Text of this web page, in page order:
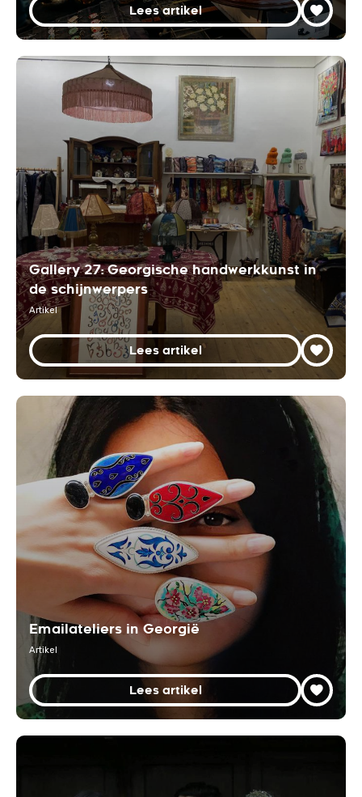
Lees artikel
Gallery 27: Georgische handwerkkunst in
de schijnwerpers
Artikel
Lees artikel
Emailateliers in Georgië
Artikel
Lees artikel